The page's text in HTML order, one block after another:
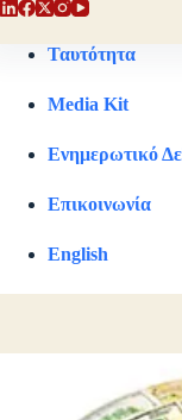
Ταυτότητα
Media Kit
Ενημερωτικό
Επικοινωνία
English